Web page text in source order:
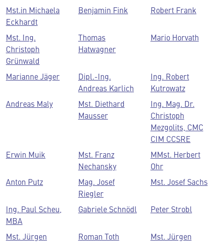
Mst.in Michaela
Eckhardt
Benjamin Fink Robert Frank
Mst. Ing.
Christoph
Grünwald
Thomas
Hatwagner
Mario Horvath
Marianne Jäger
Dipl.-Ing.
Andreas Karlich
Ing. Robert
Kutrowatz
Andreas Maly
Mst. Diethard
Mausser
Ing. Mag. Dr.
Christoph
Mezgolits, CMC
CIM CCSRE
Erwin Muik
Mst. Franz
Nechansky
MMst. Herbert
Ohr
Anton Putz
Mag. Josef
Riegler
Mst. Josef Sachs
Ing. Paul Scheu,
MBA
Gabriele Schnödl Peter Strobl
Mst. Jürgen
Roman Toth
Mst. Jürgen